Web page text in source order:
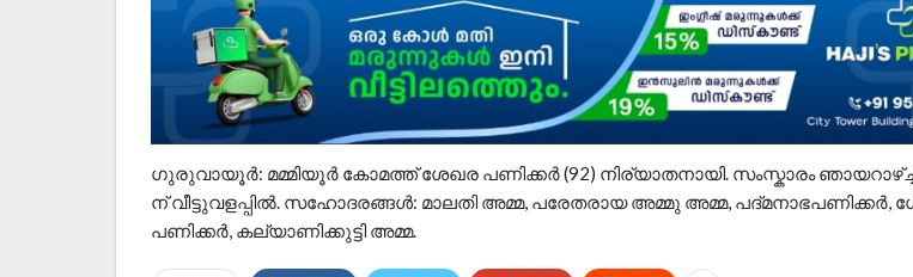
ഗുരുവായൂർ: മമ്മിയൂർ കോമത്ത് ശേഖര പണിക്കർ (92) നിര്യാതനായി. സംസ്കാരം
ന് വീട്ടുവളപ്പിൽ. സഹോദരങ്ങൾ: മാലതി അമ്മ, പരേതരായ അമ്മു അമ്മ, പദ്മനാഭപണിക്കർ,
പണിക്കർ, കല്യാണിക്കുട്ടി അമ്മ.